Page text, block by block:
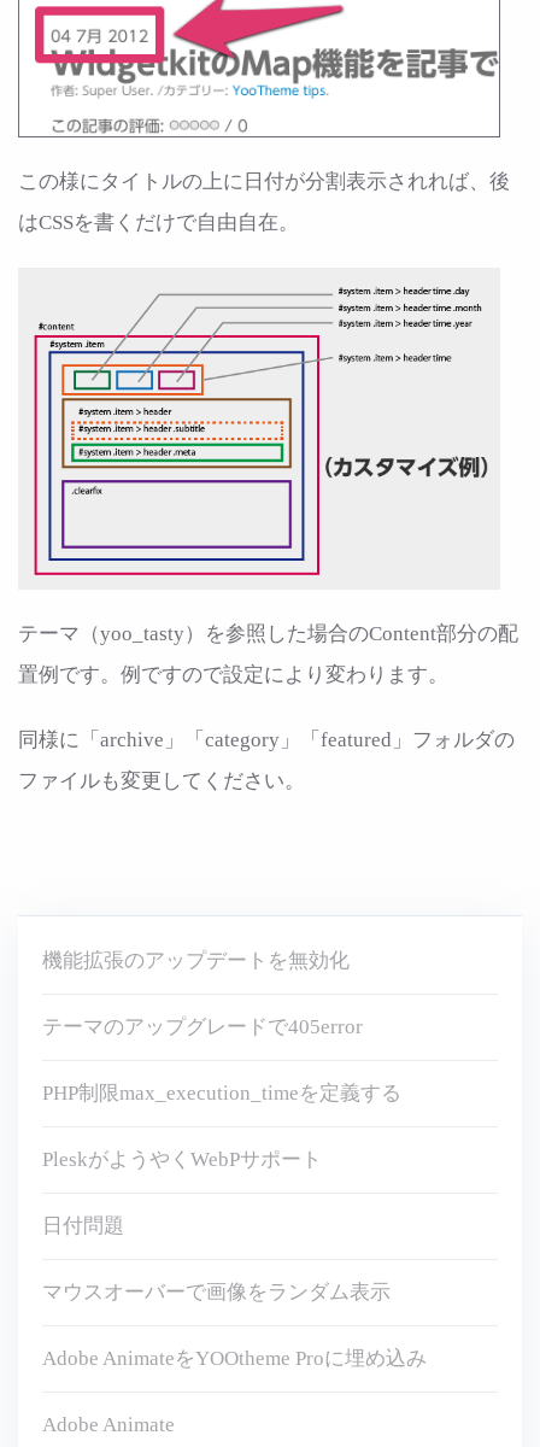
この様にタイトルの上に日付が分割表示されれば、後
はCSSを書くだけで自由自在。
テーマ（yoo_tasty）を参照した場合のContent部分の配
置例です。例ですので設定により変わります。
同様に「archive」「category」「featured」フォルダの
ファイルも変更してください。
機能拡張のアップデートを無効化
テーマのアップグレードで405error
PHP制限max_execution_timeを定義する
PleskがようやくWebPサポート
日付問題
マウスオーバーで画像をランダム表示
Adobe AnimateをYOOtheme Proに埋め込み
Adobe Animate